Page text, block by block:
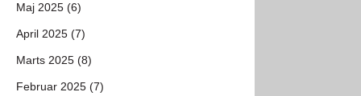
Maj 2025 (6)
April 2025 (7)
Marts 2025 (8)
Februar 2025 (7)